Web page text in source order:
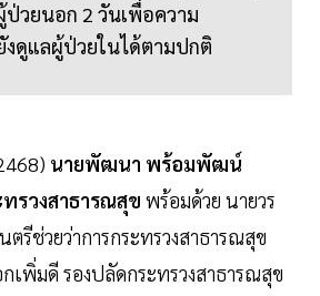
วยนอก 2 วันเพื่อความ
ดูแลผู้ป่วยในได้ตามปกติ
นายพัฒนา พร้อมพัฒน์
รวงสาธารณสุข พร้อมด้วย นายวร
รีช่วยว่าการกระทรวงสาธารณสุข
พิ่มดี รองปลัดกระทรวงสาธารณสุข